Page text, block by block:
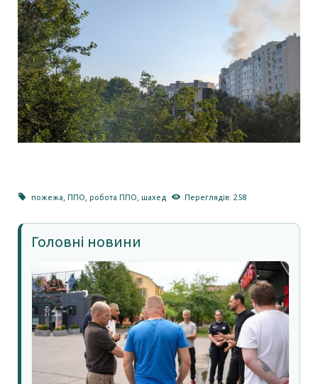
пожежа ,ППО ,робота ППО ,шахед Переглядів: 258
Головні новини